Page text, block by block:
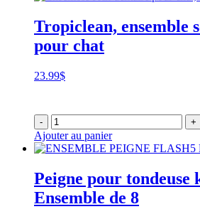
Tropiclean, ensemble
pour chat
23.99$
- +
Ajouter au panier
Peigne pour tondeuse
Ensemble de 8